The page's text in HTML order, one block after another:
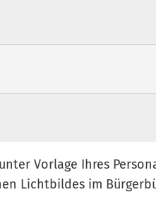
Vorlage Ihres
Lichtbildes im